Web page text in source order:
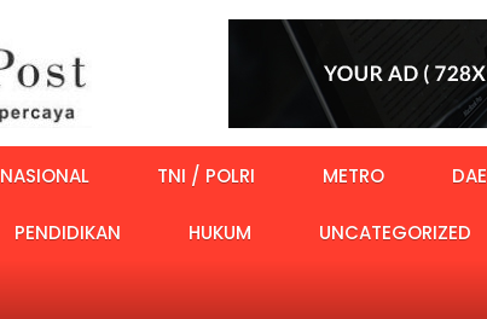
NASIONAL TNI / POLRI METRO
PENDIDIKAN HUKUM UNCATEGORIZED